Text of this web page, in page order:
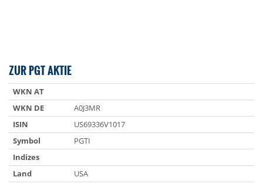
ZUR PGT AKTIE
WKN AT
WKN DE
A0J3MR
ISIN
US69336V1017
Symbol
PGTI
Indizes
Land
USA